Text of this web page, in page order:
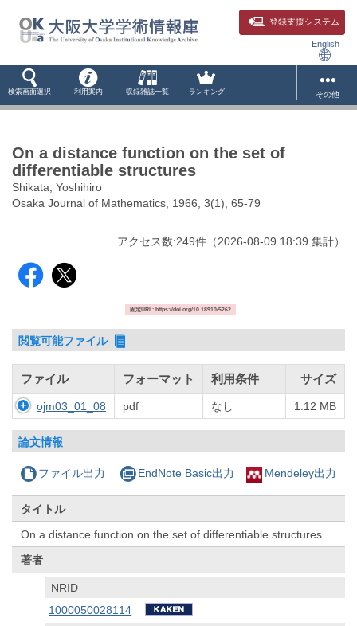
登録支援システム
English
検索画面選択 利用案内 収録雑誌一覧 ランキング その他
On a distance function on the set of
differentiable structures
Shikata, Yoshihiro
Osaka Journal of Mathematics, 1966, 3(1), 65-79
アクセス数:249件 （2026-08-09 18:39 集計）
固定URL: https://doi.org/10.18910/5262
閲覧可能ファイル
ファイル フォーマット 利用条件 サイズ
ojm03_01_08 pdf なし 1.12 MB
論文情報
ファイル出力 EndNote Basic出力 Mendeley出力
タイトル
On a distance function on the set of differentiable structures
著者
NRID
1000050028114